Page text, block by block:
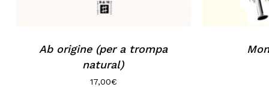
Ab origine (per a trompa
natural)
17,00€